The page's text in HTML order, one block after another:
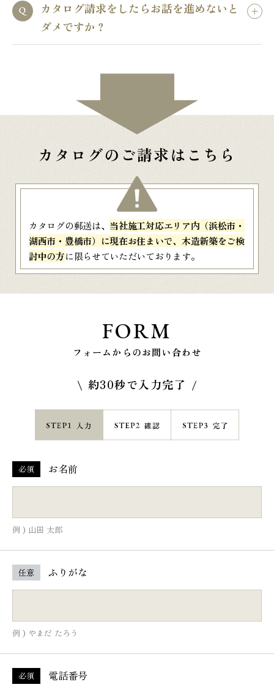
カタログ請求をしたらお話を進めないと
ダメですか？
カタログのご請求はこちら
カタログの郵送は、 当社施工対応エリア内（浜松市・
湖西市・豊橋市）に現在お住まいで、木造新築をご検
討中の方に限らせていただいております。
FORM
フォームからのお問い合わせ
約30秒で入力完了
必須 お名前
例 ) 山田 太郎
任意 ふりがな
例 ) やまだ たろう
必須 電話番号